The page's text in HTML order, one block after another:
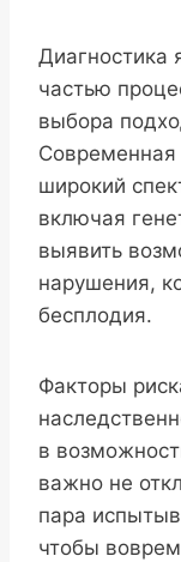
Диагностика
частью
выбора
широкий
включая
выявить
нарушения,
бесплодия.
Факторы
в
важно не
пара
чтобы